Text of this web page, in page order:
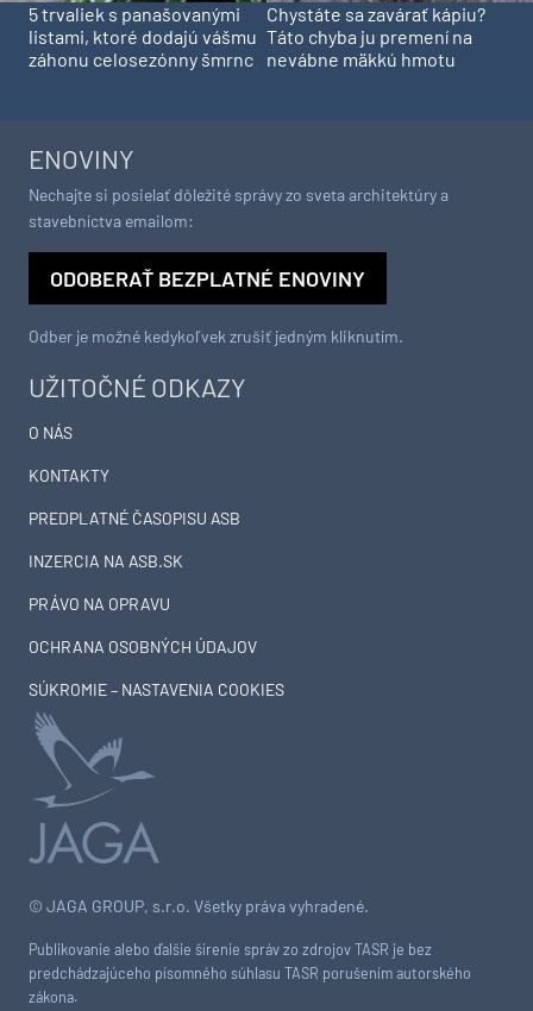
5 trvaliek s panašovanými
listami, ktoré dodajú vášmu
záhonu celosezónny šmrnc
Chystáte sa zavárať kápiu?
Táto chyba ju premení na
nevábne mäkkú hmotu
© JAGA GROUP, s.r.o. Všetky práva vyhradené.
Publikovanie alebo ďalšie šírenie správ zo zdrojov TASR je bez
predchádzajúceho písomného súhlasu TASR porušením autorského
zákona.
UŽITOČNÉ ODKAZY
O NÁS
KONTAKTY
PREDPLATNÉ ČASOPISU ASB
INZERCIA NA ASB.SK
PRÁVO NA OPRAVU
OCHRANA OSOBNÝCH ÚDAJOV
SÚKROMIE – NASTAVENIA COOKIES
ENOVINY
Nechajte si posielať dôležité správy zo sveta architektúry a
stavebníctva emailom:
ODOBERAŤ BEZPLATNÉ ENOVINY
Odber je možné kedykoľvek zrušiť jedným kliknutím.